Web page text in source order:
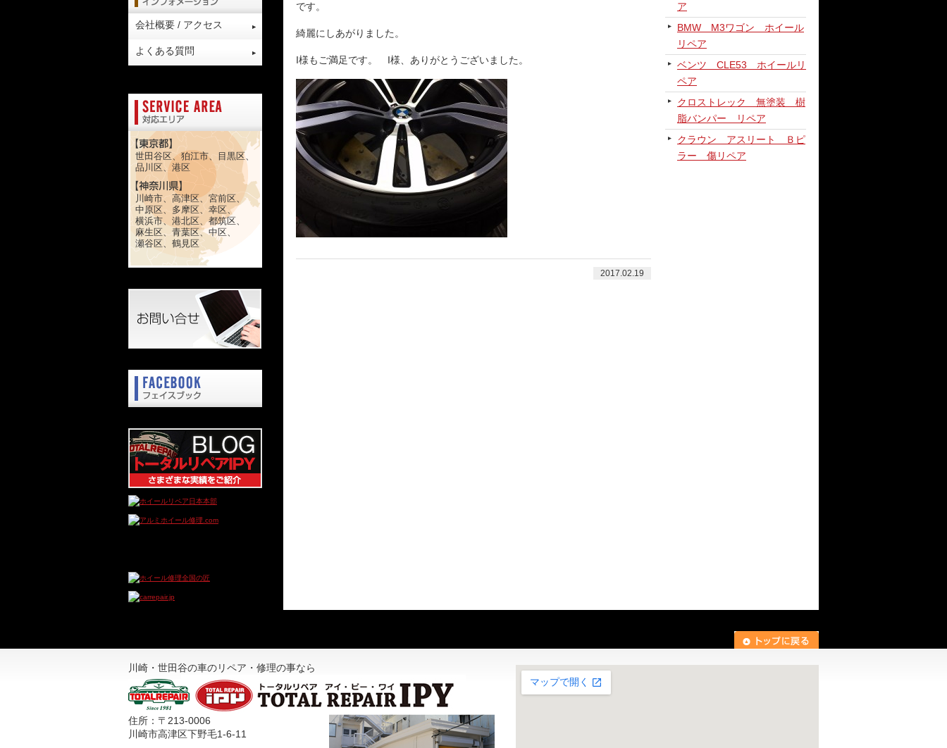
です。
綺麗にしあがりました。
I様もご満足です。 I様、ありがとうございました。
2017.02.19
ア
BMW M3ワゴン ホイール
リペア
ベンツ CLE53 ホイールリ
ペア
クロストレック 無塗装 樹
脂バンパー リペア
クラウン アスリート Ｂピ
ラー 傷リペア
会社概要 / アクセス
よくある質問
世田谷区、狛江市、目黒区、
品川区、港区
川崎市、高津区、宮前区、
中原区、多摩区、幸区、
横浜市、港北区、都筑区、
麻生区、青葉区、中区、
瀬谷区、鶴見区
川崎・世田谷の車のリペア・修理の事なら
住所：〒213-0006
川崎市高津区下野毛1-6-11